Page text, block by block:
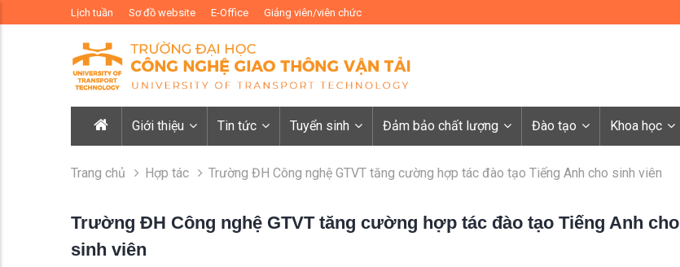
Lịch tuần Sơ đồ website E-Office Giảng viên/viên chức
Giới thiệu Tin tức Tuyển sinh Đảm bảo chất lượng Đào tạo Khoa học
Trang chủ Hợp tác Trường ĐH Công nghệ GTVT tăng cường hợp tác đào tạo Tiếng Anh cho sinh viên
Trường ĐH Công nghệ GTVT tăng cường hợp tác đào tạo Tiếng Anh cho
sinh viên